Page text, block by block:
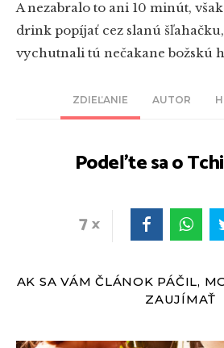
ZDIEĽANIE AUTOR
Podeľte sa o
7
A nezabralo to ani 10 minút,
drink popíjať cez slanú
vychutnali tú nečakane božskú
AK SA VÁM ČLÁNOK PÁČIL,
ZAUJÍMAŤ